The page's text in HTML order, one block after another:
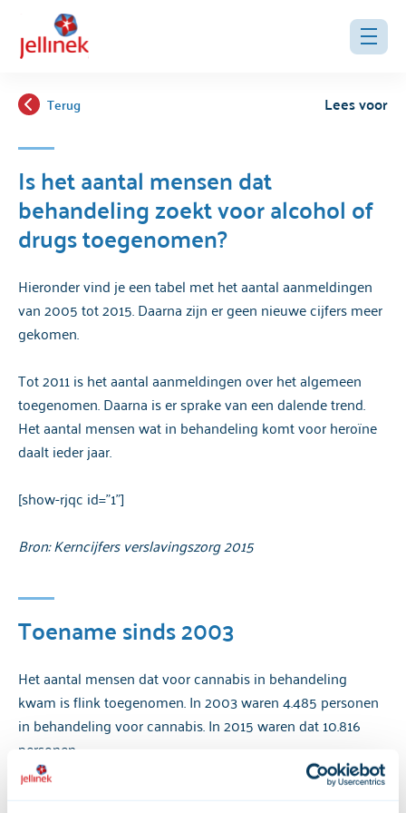
Terug Lees voor
Is het aantal mensen dat
behandeling zoekt voor alcohol of
drugs toegenomen?
Hieronder vind je een tabel met het aantal aanmeldingen
van 2005 tot 2015. Daarna zijn er geen nieuwe cijfers meer
gekomen.
Tot 2011 is het aantal aanmeldingen over het algemeen
toegenomen. Daarna is er sprake van een dalende trend.
Het aantal mensen wat in behandeling komt voor heroïne
daalt ieder jaar.
[show-rjqc id="1"]
Bron: Kerncijfers verslavingszorg 2015
Toename sinds 2003
Het aantal mensen dat voor cannabis in behandeling
kwam is flink toegenomen. In 2003 waren 4.485 personen
in behandeling voor cannabis. In 2015 waren dat 10.816
personen.